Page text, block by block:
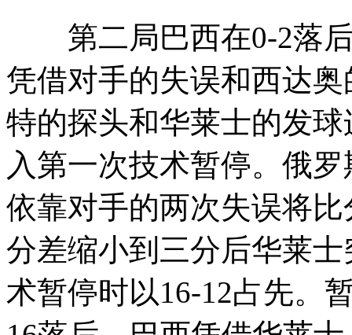
第二局巴西在0-2落后
凭借对手的失误和西达
特的探头和华莱士的发
入第一次技术暂停。俄
依靠对手的两次失误将
分差缩小到三分后华莱
术暂停时以16-12占先。